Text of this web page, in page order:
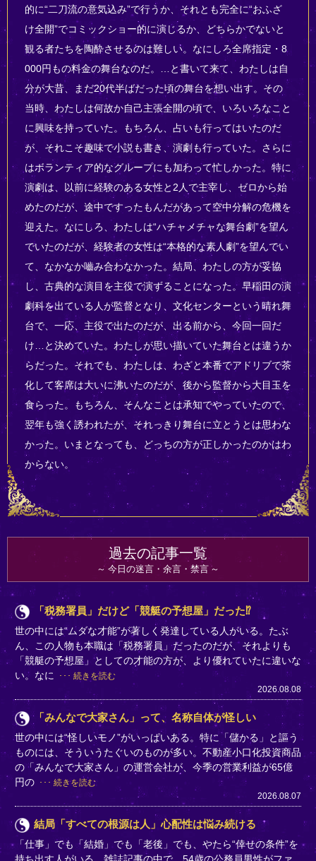
的に“二刀流の意気込み”で行うか、それとも完全に“おふざ
け全開”でコミックショー的に演じるか、どちらかでないと
観る者たちを陶酔させるのは難しい。なにしろ全席指定・8
000円もの料金の舞台なのだ。…と書いて来て、わたしは自
分が大昔、まだ20代半ばだった頃の舞台を想い出す。その
当時、わたしは何故か自己主張全開の頃で、いろいろなこと
に興味を持っていた。もちろん、占いも行ってはいたのだ
が、それこそ趣味で小説も書き、演劇も行っていた。さらに
はボランティア的なグループにも加わって忙しかった。特に
演劇は、以前に経験のある女性と2人で主宰し、ゼロから始
めたのだが、途中ですったもんだがあって空中分解の危機を
迎えた。なにしろ、わたしは“ハチャメチャな舞台劇”を望ん
でいたのだが、経験者の女性は“本格的な素人劇”を望んでい
て、なかなか嚙み合わなかった。結局、わたしの方が妥協
し、古典的な演目を主役で演ずることになった。早稲田の演
劇科を出ている人が監督となり、文化センターという晴れ舞
台で、一応、主役で出たのだが、出る前から、今回一回だ
け…と決めていた。わたしが思い描いていた舞台とは違うか
らだった。それでも、わたしは、わざと本番でアドリブで茶
化して客席は大いに沸いたのだが、後から監督から大目玉を
食らった。もちろん、そんなことは承知でやっていたので、
翌年も強く誘われたが、それっきり舞台に立とうとは思わな
かった。いまとなっても、どっちの方が正しかったのかはわ
からない。
過去の記事一覧
今日の迷言・余言・禁言
「税務署員」だけど「競艇の予想屋」だった⁉
世の中には“ムダな才能”が著しく発達している人がいる。たぶ
ん、この人物も本職は「税務署員」だったのだが、それよりも
「競艇の予想屋」としての才能の方が、より優れていたに違いな
い。なに
続きを読む
2026.08.08
「みんなで大家さん」って、名称自体が怪しい
世の中には“怪しいモノ”がいっぱいある。特に「儲かる」と謳う
ものには、そういうたぐいのものが多い。不動産小口化投資商品
の「みんなで大家さん」の運営会社が、今季の営業利益が65億
円の
続きを読む
2026.08.07
結局「すべての根源は人」心配性は悩み続ける
「仕事」でも「結婚」でも「老後」でも、やたら“倖せの条件”を